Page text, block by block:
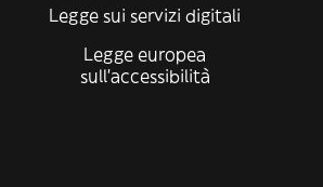
Legge sui servizi digitali
Legge europea
sull'accessibilità